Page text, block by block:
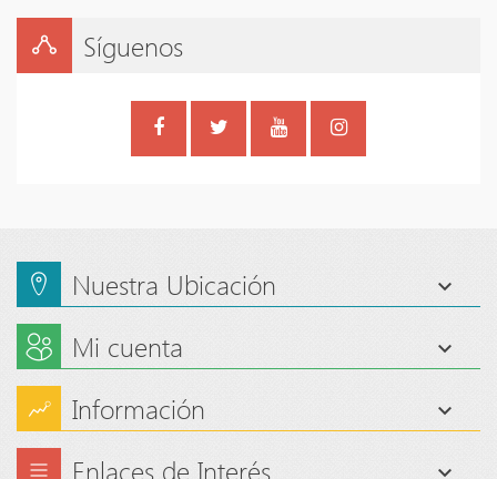
Síguenos
Nuestra Ubicación
Mi cuenta
Información
Enlaces de Interés